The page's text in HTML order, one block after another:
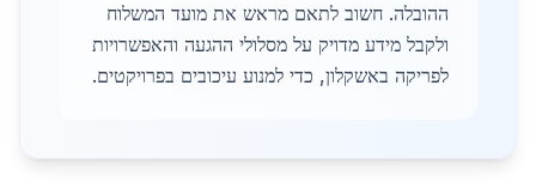
ההובלה. חשוב לתאם מראש את מועד המשלוח
ולקבל מידע מדויק על מסלולי ההגעה והאפשרויות
לפריקה באשקלון, כדי למנוע עיכובים בפרויקטים.